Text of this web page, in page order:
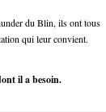
du Blin, ils ont tous
qui leur convient.
il a besoin.